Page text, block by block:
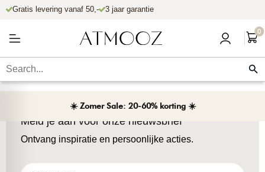
naar de content
Gratis levering vanaf 50,- 3 jaar garantie
0
☀️ Zomer Sale: 20-60% korting ☀️
Meld je aan voor onze nieuwsbrief
Ontvang inspiratie en persoonlijke acties.